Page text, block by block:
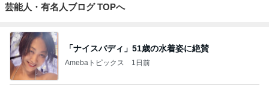
芸能人・有名人ブログ TOPへ
「ナイスバディ」51歳の水着姿に絶賛
Amebaトピックス 1日前